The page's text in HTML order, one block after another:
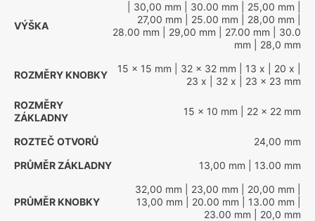
VÝŠKA
| 30,00 mm | 30.00 mm | 25,00 mm
27,00 mm | 25.00 mm | 28,00 mm
28.00 mm | 29,00 mm | 27.00 mm | 30.0
mm | 28,0 mm
ROZMĚRY KNOBKY
15 x 15 mm | 32 x 32 mm | 13 x | 20 x
23 x | 32 x | 23 x 23 mm
ROZMĚRY
ZÁKLADNY
15 x 10 mm | 22 x 22 mm
ROZTEČ OTVORŮ
24,00 mm
PRŮMĚR ZÁKLADNY
13,00 mm | 13.00 mm
PRŮMĚR KNOBKY
32,00 mm | 23,00 mm | 20,00 mm
13,00 mm | 20.00 mm | 13.00 mm
23.00 mm | 20,0 mm